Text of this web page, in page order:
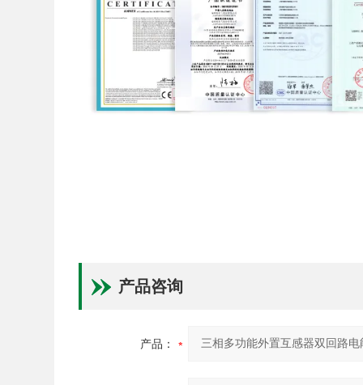
产品咨询
产品：